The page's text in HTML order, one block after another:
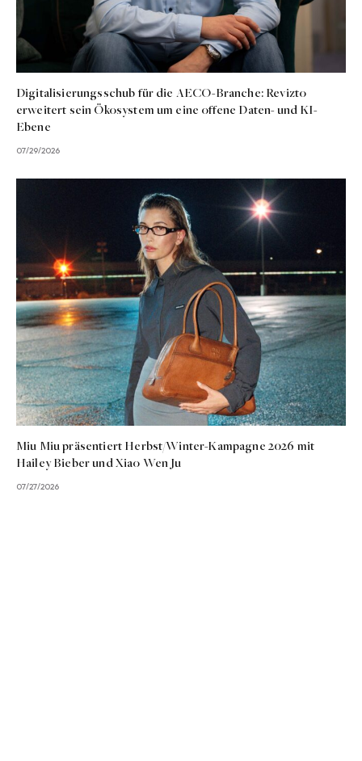
Digitalisierungsschub für die AECO-Branche: Revizto
erweitert sein Ökosystem um eine offene Daten- und KI-
Ebene
07/29/2026
Miu Miu präsentiert Herbst/Winter-Kampagne 2026 mit
Hailey Bieber und Xiao Wen Ju
07/27/2026